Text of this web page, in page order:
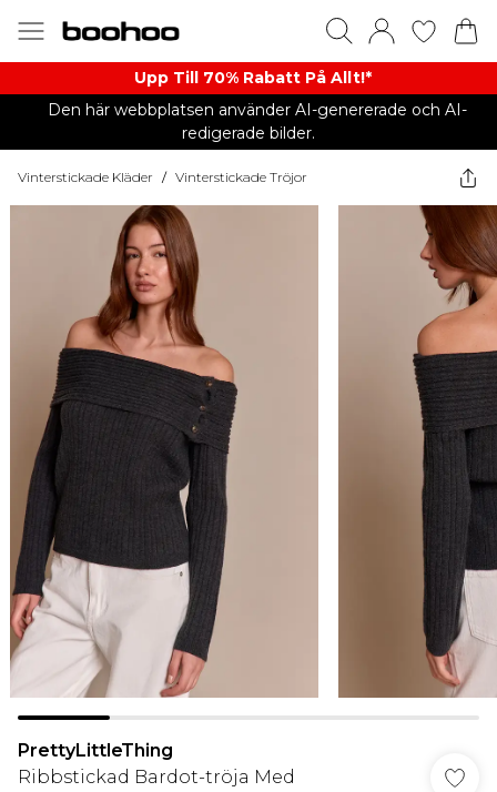
Upp Till 70% Rabatt På Allt!*
Den här webbplatsen använder AI-genererade och AI-
redigerade bilder.
Vinterstickade Kläder / Vinterstickade Tröjor
PrettyLittleThing
Ribbstickad Bardot-tröja Med